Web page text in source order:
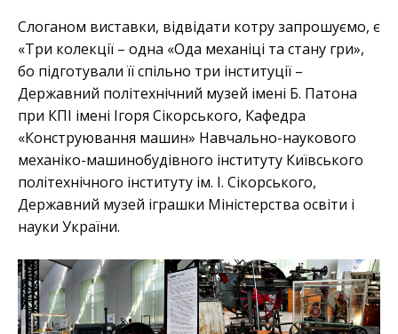
Слоганом виставки, відвідати котру запрошуємо, є
«Три колекції – одна «Ода механіці та стану гри»,
бо підготували її спільно три інституції –
Державний політехнічний музей імені Б. Патона
при КПІ імені Ігоря Сікорського, Кафедра
«Конструювання машин» Навчально-наукового
механіко-машинобудівного інституту Київського
політехнічного інституту ім. І. Сікорського,
Державний музей іграшки Міністерства освіти і
науки України.